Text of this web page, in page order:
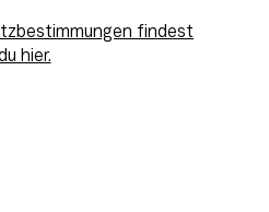
findest
hier.